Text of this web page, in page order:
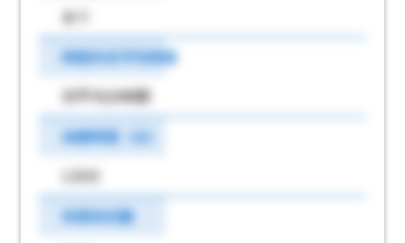
あり
時間外月平均時間
月平均20時間
休憩時間（分）
120分
年間休日数